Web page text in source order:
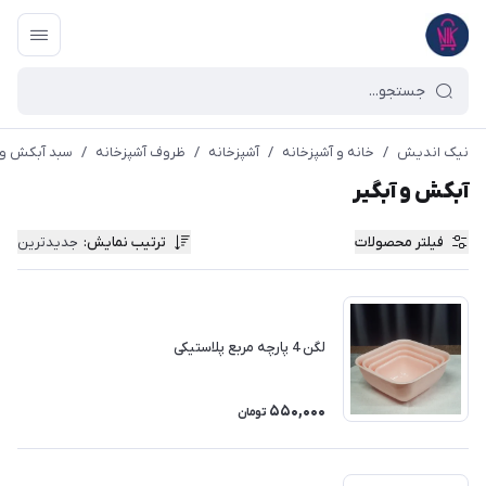
نیک اندیش / خانه و آشپزخانه / آشپزخانه / ظروف آشپزخانه / سبد آبکش
آبکش و آبگیر
فیلتر محصولات ترتیب نمایش: جدیدترین
لگن 4 پارچه مربع پلاستیکی
550,000 تومان